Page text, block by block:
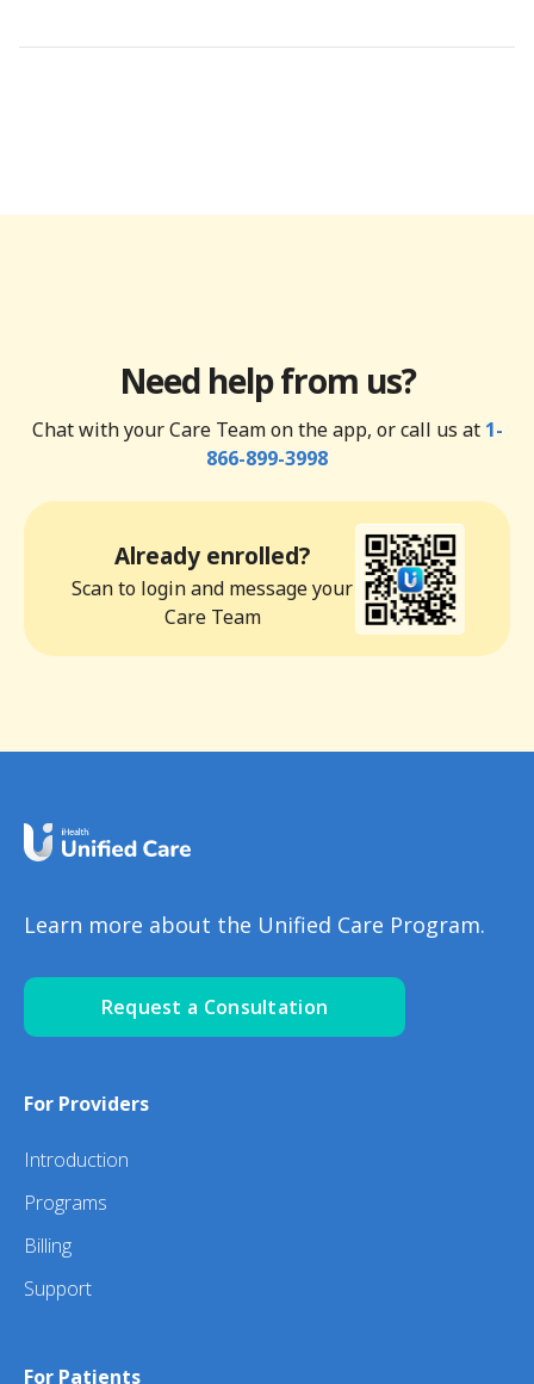
Need help from us?
Chat with your Care Team on the app, or call us at 1-
866-899-3998
Already enrolled?
Scan to login and message your
Care Team
Learn more about the Unified Care Program.
Request a Consultation
For Providers
Introduction
Programs
Billing
Support
For Patients